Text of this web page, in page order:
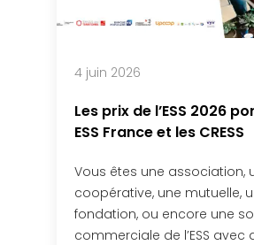
4 juin 2026
Les prix de l’ESS 2026
ESS France et les CRESS
Vous êtes une association,
coopérative, une mutuelle,
fondation, ou encore une
commerciale de l’ESS avec